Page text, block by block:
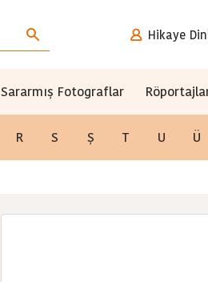
Hikaye
Sararmış Fotograflar
R S Ş T U Ü